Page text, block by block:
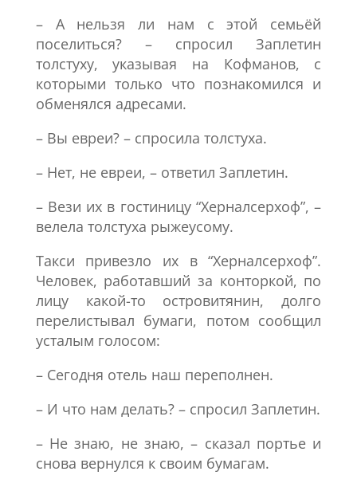
– А нельзя ли нам с этой семьёй
поселиться? – спросил Заплетин
толстуху, указывая на Кофманов, с
которыми только что познакомился и
обменялся адресами.
– Вы евреи? – спросила толстуха.
– Нет, не евреи, – ответил Заплетин.
– Вези их в гостиницу “Херналсерхоф”, –
велела толстуха рыжеусому.
Такси привезло их в “Херналсерхоф”.
Человек, работавший за конторкой, по
лицу какой-то островитянин, долго
перелистывал бумаги, потом сообщил
усталым голосом:
– Сегодня отель наш переполнен.
– И что нам делать? – спросил Заплетин.
– Не знаю, не знаю, – сказал портье и
снова вернулся к своим бумагам.